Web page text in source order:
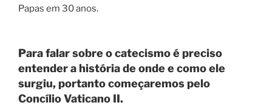
Papas em 30 anos.
Para falar sobre o catecismo é preciso
entender a história de onde e como ele
surgiu, portanto começaremos pelo
Concílio Vaticano II.